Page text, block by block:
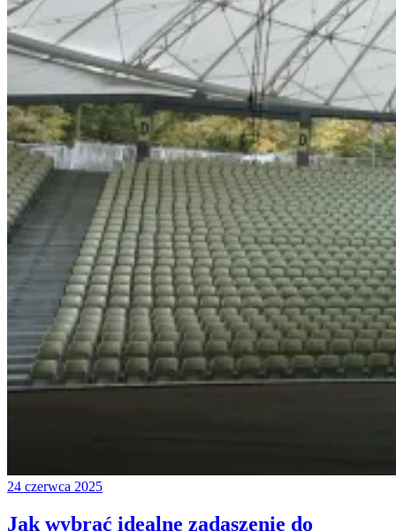
24 czerwca 2025
Jak wybrać idealne zadaszenie do